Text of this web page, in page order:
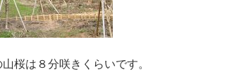
桜は８分咲きくらいです。